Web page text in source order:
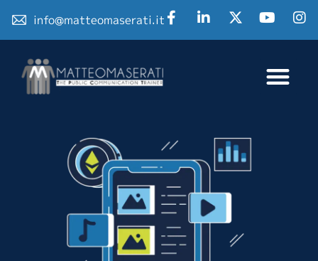
info@matteomaserati.it